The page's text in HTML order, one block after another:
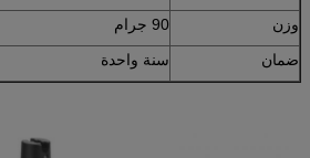
وزن
90 جرام
ضمان
سنة واحدة